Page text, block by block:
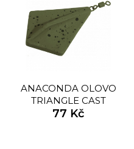
ANACONDA OLOVO
TRIANGLE CAST
77 Kč